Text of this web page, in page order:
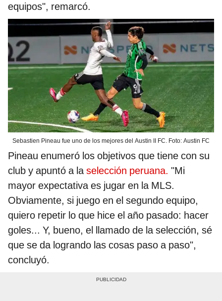
equipos", remarcó.
Sebastien Pineau fue uno de los mejores del Austin II FC. Foto: Austin FC
Pineau enumeró los objetivos que tiene con su
club y apuntó a laselección peruana. "Mi
mayor expectativa es jugar en la MLS.
Obviamente, si juego en el segundo equipo,
quiero repetir lo que hice el año pasado: hacer
goles... Y, bueno, el llamado de la selección, sé
que se da logrando las cosas paso a paso",
concluyó.